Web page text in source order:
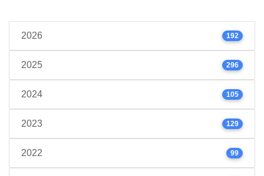
2026 192
2025 296
2024 105
2023 129
2022 99